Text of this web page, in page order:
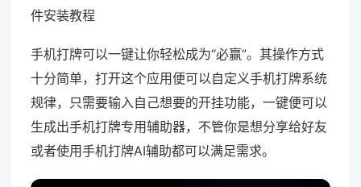
件安装教程
手机打牌可以一键让你轻松成为“必赢”。其操作方式
十分简单，打开这个应用便可以自定义手机打牌系统
规律，只需要输入自己想要的开挂功能，一键便可以
生成出手机打牌专用辅助器，不管你是想分享给好友
或者使用手机打牌AI辅助都可以满足需求。